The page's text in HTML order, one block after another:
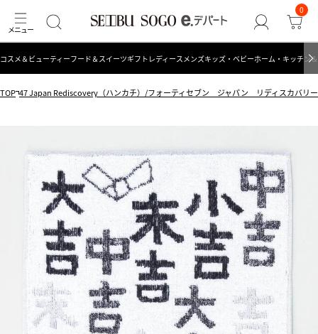
0
コスメ＆ビューティーフード＆スイーツギフト レディース メンズキッズ・ベビーホーム・キッチン
TOP 47 Japan Rediscovery（ハンカチ）/フォーティセブン ジャパン リディスカバリ